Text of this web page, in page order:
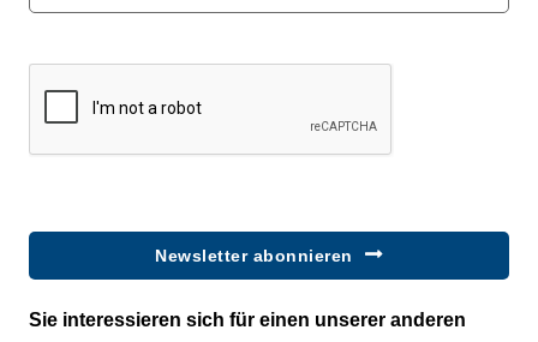
Newsletter abonnieren
Sie interessieren sich für einen unserer anderen